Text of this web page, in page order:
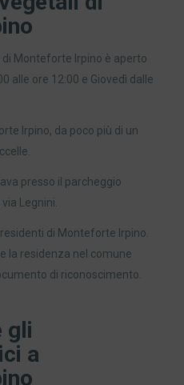
di Monteforte Irpino è aperto
alle ore 12:00 e Giovedì dalle
Irpino, da poco più di un
presso il parcheggio
Legnini.
residenti di Monteforte Irpino.
la residenza nel comune
di riconoscimento.
gli
a